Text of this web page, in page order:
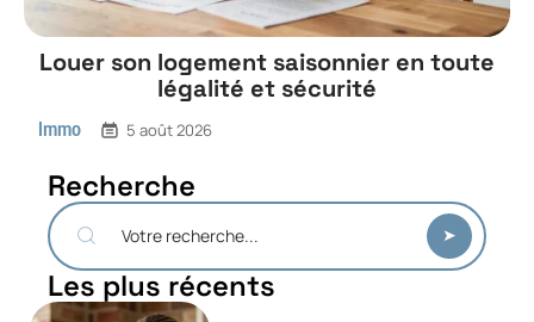
Louer son logement saisonnier en toute
légalité et sécurité
Immo 5 août 2026
Recherche
Les plus récents